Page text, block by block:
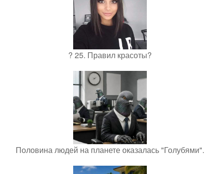
? 25. Правил красоты?
Половина людей на планете оказалась "Голубями".